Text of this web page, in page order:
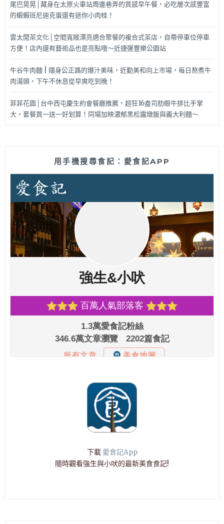
尾巴晃晃│藏身在太原火車站周邊巷弄的質感早午餐，必吃層次感豐富
的蝦蝦班尼迪克蛋還有迷你小肉桂！
雲太閒茶文化│空間寬敞漂亮適合聚餐的複合式茶店，自帶停車位停車
方便！店內還有藝術品也是亮點哦～近捷運豐樂公園站
牛谷牛肉麵 | 隱身公正路的爆汁美味，近勤美和向上市場，每日熬煮牛
肉湯頭，下午不休息從早爽吃到晚！
菲菲花園│台中西屯慶生約會餐廳推薦，超狂16盎司肋眼牛排比手掌
大，套餐買一送一好划算！同場加映濃郁黑松露燉飯與義大利麵～
用手機搜尋食記：愛食記APP
下載 愛食記App
隨時觀看強生與小吠的最新美食食記!